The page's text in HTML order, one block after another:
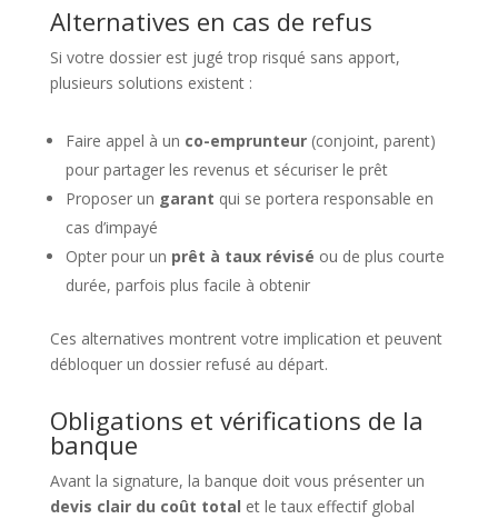
Alternatives en cas de refus
Si votre dossier est jugé trop risqué sans apport,
plusieurs solutions existent :
Faire appel à un co-emprunteur(conjoint, parent)
pour partager les revenus et sécuriser le prêt
Proposer un garant qui se portera responsable en
cas d’impayé
Opter pour un prêt à taux révisé ou de plus courte
durée, parfois plus facile à obtenir
Ces alternatives montrent votre implication et peuvent
débloquer un dossier refusé au départ.
Obligations et vérifications de la
banque
Avant la signature, la banque doit vous présenter un
devis clair du coût total et le taux effectif global